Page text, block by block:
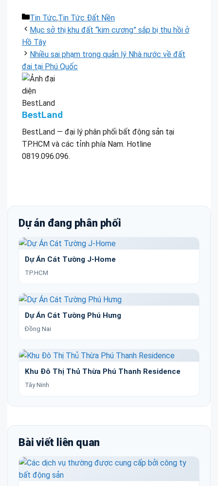
Danh
mục
Tin Tức,Tin Tức Đất Nền
Mục sở thị khu đất “kim cương” sắp bị thu hồi ở
Hồ Tây
Nhiều sai phạm trong quản lý Nhà nước về đất
đai tại Phú Quốc
BestLand
BestLand — đại lý phân phối bất động sản tại
TP.HCM và các tỉnh phía Nam. Hotline
0819.096.096.
Dự án đang phân phối
Dự Án Cát Tường J-Home
TP.HCM
Dự Án Cát Tường Phú Hưng
Đồng Nai
Khu Đô Thị Thủ Thừa Phú Thanh Residence
Tây Ninh
Bài viết liên quan